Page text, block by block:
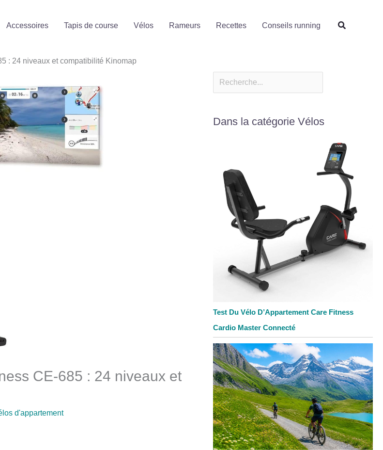
Accessoires Tapis de course Vélos Rameurs Recettes Conseils running
: 24 niveaux et compatibilité Kinomap
CE-685 : 24 niveaux et
d'appartement
Dans la catégorie Vélos
Test Du Vélo D’Appartement Care Fitness
Cardio Master Connecté